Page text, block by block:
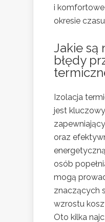
i
okresie
Jakie są
błędy
Izolacja
jest
oraz
osób
mogą
znaczących
wzrostu
Oto kilka